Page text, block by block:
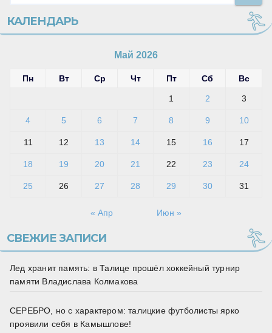
КАЛЕНДАРЬ
Май 2026
Пн Вт Ср Чт Пт Сб Вс
1 2 3
4 5 6 7 8 9 10
11 12 13 14 15 16 17
18 19 20 21 22 23 24
25 26 27 28 29 30 31
« Апр Июн »
СВЕЖИЕ ЗАПИСИ
Лед хранит память: в Талице прошёл хоккейный турнир
памяти Владислава Колмакова
СЕРЕБРО, но с характером: талицкие футболисты ярко
проявили себя в Камышлове!